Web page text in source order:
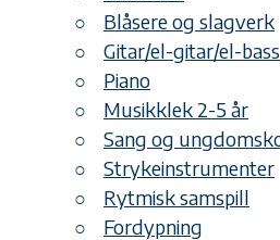
Blåsere og slagverk
Gitar/el-gitar/el-bass
Piano
Musikklek 2-5 år
Sang og
Strykeinstrumenter
Rytmisk samspill
Fordypning